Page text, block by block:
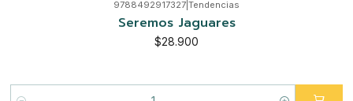
9788492917327 Tendencias
Seremos Jaguares
$28.900